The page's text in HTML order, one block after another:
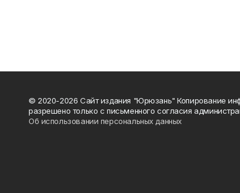
© 2020-2026 Сайт издания "Юрюзань" Копирование
разрешено только с письменного согласия
Об использовании персональных данных